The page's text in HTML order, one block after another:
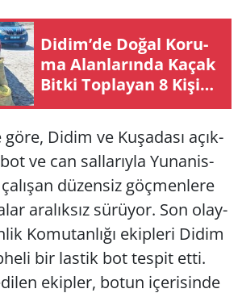
Didim’de Doğal Ko­ru­
ma Alan­la­rın­da Kaçak
Bitki Top­la­yan 8 Ki­şi­ye
Jan­dar­ma Ope­ras­yo­nu
Didim ve Ku­şa­da­sı açık­
ve can sal­la­rıy­la Yu­na­nis­
dü­zen­siz göç­men­le­re
ara­lık­sız sü­rü­yor. Son olay­
Ko­mu­tan­lı­ğı ekip­le­ri Didim
bir las­tik bot tes­pit etti.
ekip­ler, botun içe­ri­sin­de